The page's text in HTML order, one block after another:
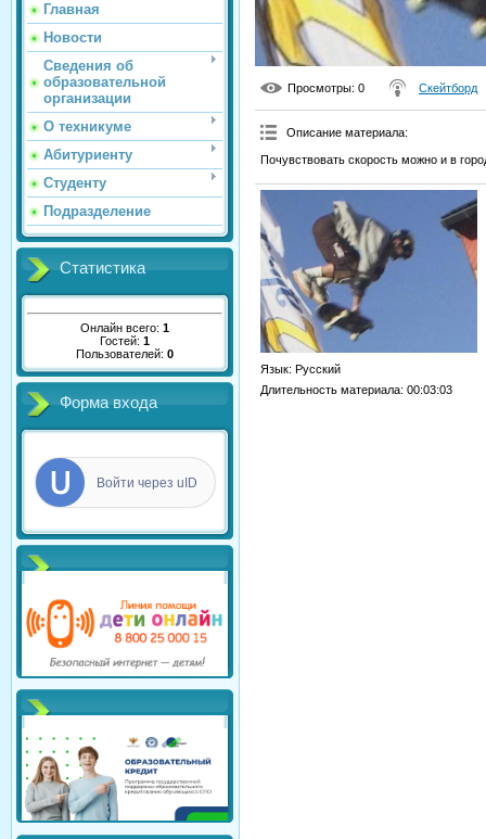
Главная
Новости
Сведения об
образовательной
организации
О техникуме
Абитуриенту
Студенту
Подразделение
Статистика
Онлайн всего: 1
Гостей: 1
Пользователей: 0
Форма входа
Войти через uID
Просмотры: 0 Скейтборд
Описание материала:
Почувствовать скорость можно и в
Язык: Русский
Длительность материала: 00:03:03